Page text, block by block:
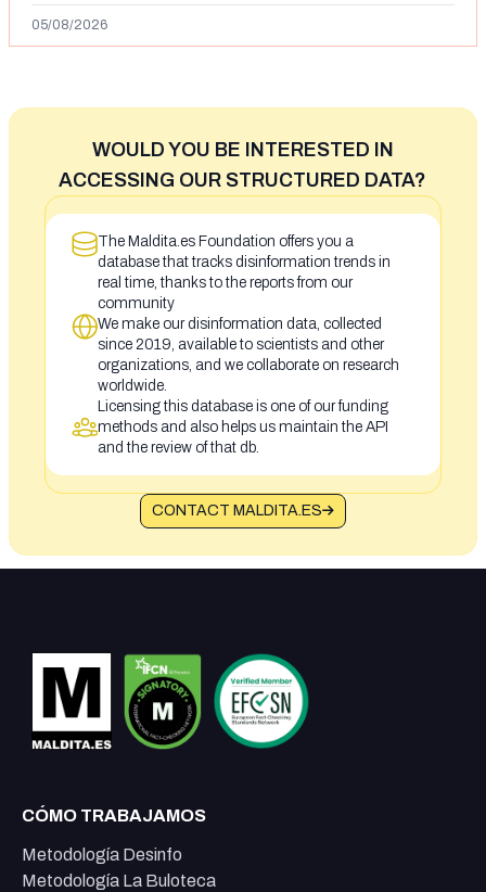
05/08/2026
WOULD YOU BE INTERESTED IN
ACCESSING OUR STRUCTURED DATA?
The Maldita.es Foundation offers you a
database that tracks disinformation trends in
real time, thanks to the reports from our
community
We make our disinformation data, collected
since 2019, available to scientists and other
organizations, and we collaborate on research
worldwide.
Licensing this database is one of our funding
methods and also helps us maintain the API
and the review of that db.
CONTACT MALDITA.ES
CÓMO TRABAJAMOS
Metodología Desinfo
Metodología La Buloteca